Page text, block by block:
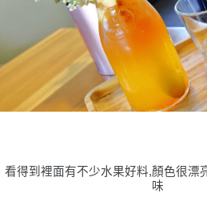
看得到裡面有不少水果好料,顏色很漂
味